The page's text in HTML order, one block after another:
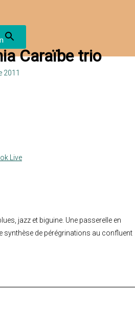
Caraïbe trio
2011
Live
jazz et biguine. Une passerelle en
synthèse de pérégrinations au confluent